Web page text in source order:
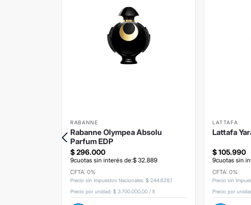
RABANNE
Rabanne Olympea Absolu
Parfum EDP
$296.000
9cuotas sin interés de:$ 32.889
CFTA: 0%
Precio sin Impuestos Nacionales: $ 244.628,1
Precio por unidad: $ 3.700.000,00/ lt
LATTAFA
Lattafa
$ 105.990
9cuotas sin
CFTA: 0%
Precio sin
Precio por